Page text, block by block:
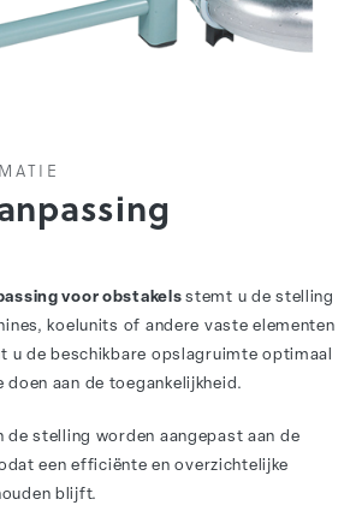
voor obstakelsstemt u de stelling
koelunits of andere vaste elementen
u de beschikbare opslagruimte optimaal
aan de toegankelijkheid.
de stelling worden aangepast aan de
een efficiënte en overzichtelijke
blijft.